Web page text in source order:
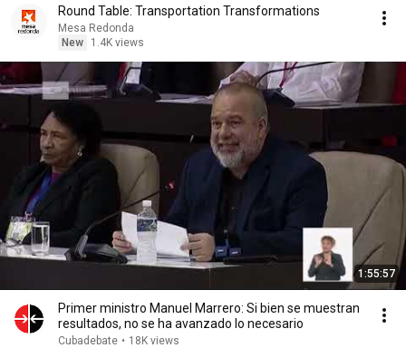
Round Table: Transportation Transformations
Mesa Redonda
New
1.4K views
1:55:57
Primer ministro Manuel Marrero: Si bien se muestran
resultados, no se ha avanzado lo necesario
Cubadebate • 18K views